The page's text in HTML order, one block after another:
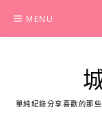
content
MENU
單純紀錄分享喜歡的那